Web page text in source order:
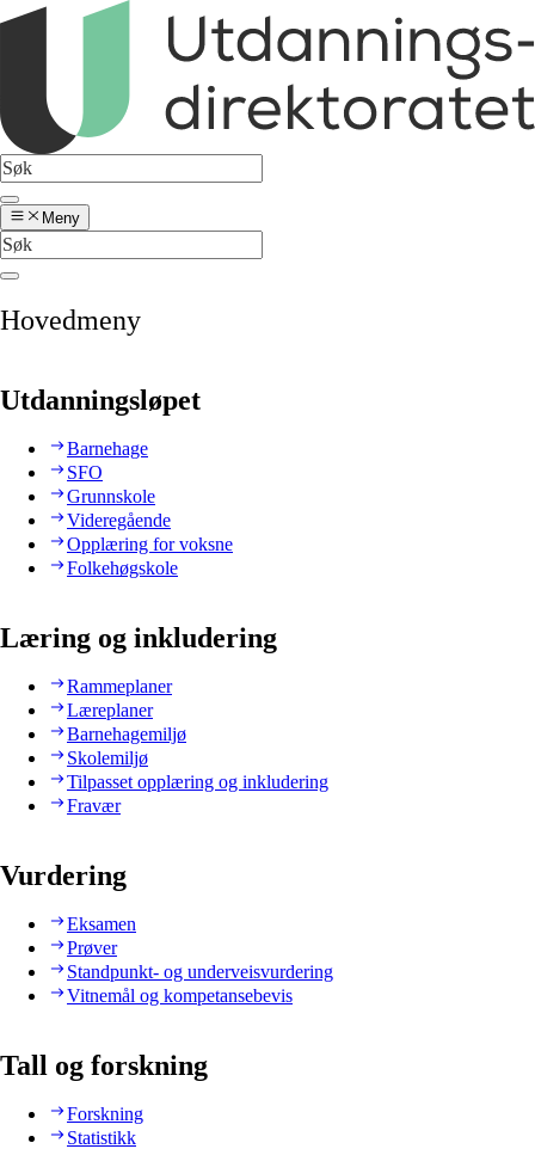
Meny
Hovedmeny
Utdanningsløpet
Barnehage
SFO
Grunnskole
Videregående
Opplæring for voksne
Folkehøgskole
Læring og inkludering
Rammeplaner
Læreplaner
Barnehagemiljø
Skolemiljø
Tilpasset opplæring og inkludering
Fravær
Vurdering
Eksamen
Prøver
Standpunkt- og underveisvurdering
Vitnemål og kompetansebevis
Tall og forskning
Forskning
Statistikk